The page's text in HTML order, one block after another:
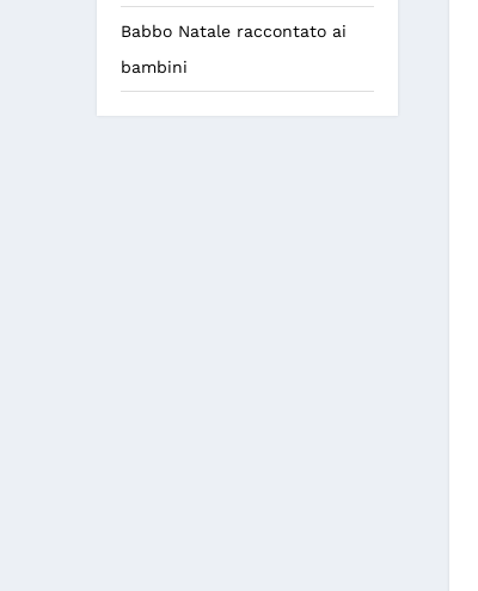
Babbo Natale raccontato ai
bambini